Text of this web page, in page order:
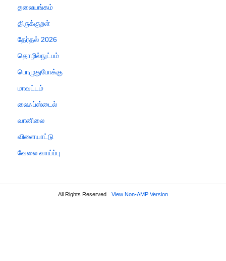
தலையங்கம்
திருக்குறள்
தேர்தல் 2026
தொழில்நுட்பம்
பொழுதுபோக்கு
மாவட்டம்
லைஃப்ஸ்டைல்
வானிலை
விளையாட்டு
வேலை வாய்ப்பு
All Rights Reserved View Non-AMP Version